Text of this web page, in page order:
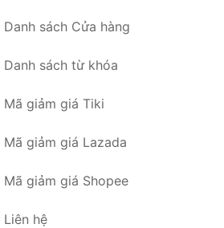
Danh sách Cửa hàng
Danh sách từ khóa
Mã giảm giá Tiki
Mã giảm giá Lazada
Mã giảm giá Shopee
Liên hệ